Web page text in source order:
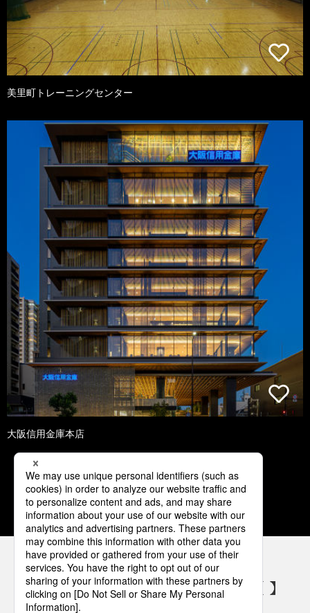
美里町トレーニングセンター
大阪信用金庫本店
1 2 3 4 5
パナソニックの電気設備 SNSアカウント